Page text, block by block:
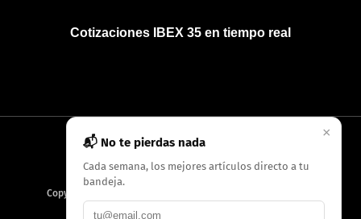
Cotizaciones IBEX 35 en tiempo real
INICIO QUIÉNES SOMOS POLÍTICA DE PRIVACIDAD
Copyright
×
📬 No te pierdas nada
Cada semana, los mejores artículos directo a tu
bandeja.